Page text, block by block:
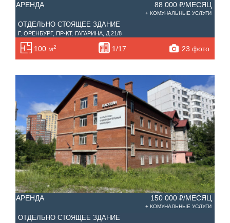
АРЕНДА 88 000 ₽/МЕСЯЦ
+ КОМУНАЛЬНЫЕ УСЛУГИ
ОТДЕЛЬНО СТОЯЩЕЕ ЗДАНИЕ
Г. ОРЕНБУРГ, ПР-КТ. ГАГАРИНА, Д.21/8
100 м2 1/17 23 фото
АРЕНДА 150 000 ₽/МЕСЯЦ
+ КОМУНАЛЬНЫЕ УСЛУГИ
ОТДЕЛЬНО СТОЯЩЕЕ ЗДАНИЕ